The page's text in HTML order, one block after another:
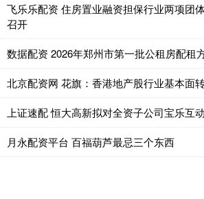
飞乐乐配资 住房置业融资担保行业两项团
召开
数据配资 2026年郑州市第一批公租房配租
北京配资网 花旗：香港地产股行业基本面
上证速配 恒大高新拟对全资子公司宝乐互
月永配资平台 百福葫芦最忌三个东西